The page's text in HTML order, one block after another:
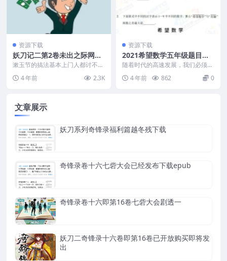
资源下载
妖刀记二第2卷未出之际网友
评论妖刀的剧情
漱玉节的搞法基本上门人都讨不得
做工峰，就是为了维护...
4 年前 2.3K
资源下载
2021希望数学五年级题目及
答案
随着时代的高速发展，我们必须时
刻面对未来的挑战， 未来世界不
属于父母、老师，而是...
4 年前 862 0
文章展示
妖刀系列奇锋录福利篇越冬残下载
奇锋录卷十六七砦大会已经发布下载epub
奇锋录卷十六即第16卷七砦大会剧透一
妖刀二奇锋录十六卷即第16卷已开放购买即将发
出